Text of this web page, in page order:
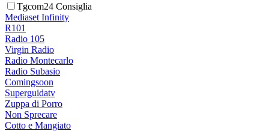
Tgcom24 Consiglia
Mediaset Infinity
R101
Radio 105
Virgin Radio
Radio Montecarlo
Radio Subasio
Comingsoon
Superguidatv
Zuppa di Porro
Non Sprecare
Cotto e Mangiato